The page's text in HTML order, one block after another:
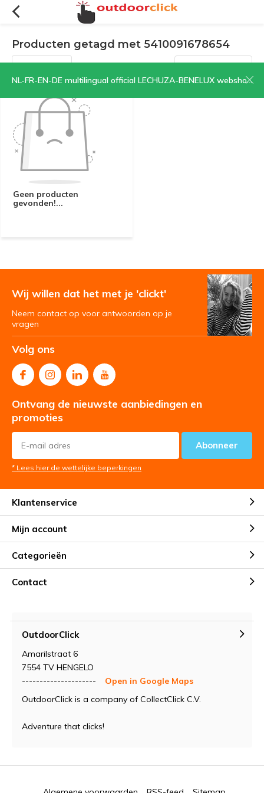
NL-FR-EN-DE multilingual official LECHUZA-BENELUX webshop | CLICK HERE NOW!
Producten getagd met 5410091678654
Filters Sorteren op:
Geen producten
gevonden!...
Wij willen dat het met je 'clickt'
Neem contact op voor antwoorden op je
vragen
Volg ons
Ontvang de nieuwste aanbiedingen en
promoties
Abonneer
* Lees hier de wettelijke beperkingen
Klantenservice
Mijn account
Categorieën
Contact
OutdoorClick
Amarilstraat 6
7554 TV HENGELO
---------------------
Open in Google Maps
OutdoorClick is a company of CollectClick C.V.
Adventure that clicks!